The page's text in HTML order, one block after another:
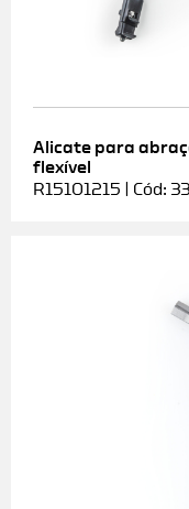
Alicate para
flexível
R15101215 | Cód: